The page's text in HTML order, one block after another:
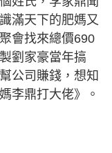
滿天下的肥媽又
會找來總價690
劉家豪當年搞
公司賺錢，想知
李鼎打大佬》。